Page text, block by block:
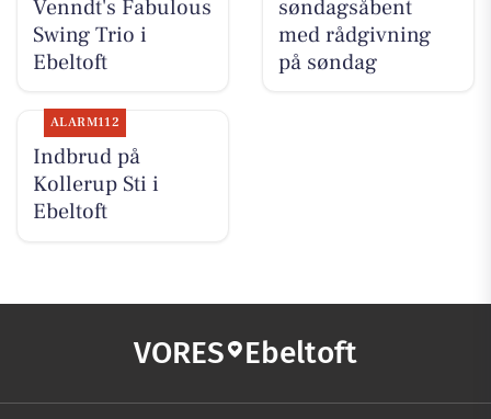
Venndt's Fabulous
Swing Trio i
Ebeltoft
søndagsåbent
med rådgivning
på søndag
ALARM112
Indbrud på
Kollerup Sti i
Ebeltoft
VORES Ebeltoft